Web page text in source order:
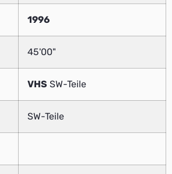
1996
45'00"
VHS SW-Teile
SW-Teile